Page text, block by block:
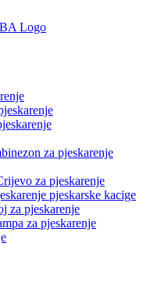
za pjeskarenje
za pjeskarenje
pjeskarske kacige
za pjeskarenje
za pjeskarenje